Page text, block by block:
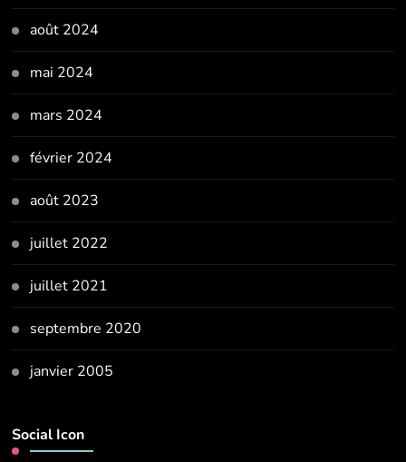
août 2024
mai 2024
mars 2024
février 2024
août 2023
juillet 2022
juillet 2021
septembre 2020
janvier 2005
Social Icon